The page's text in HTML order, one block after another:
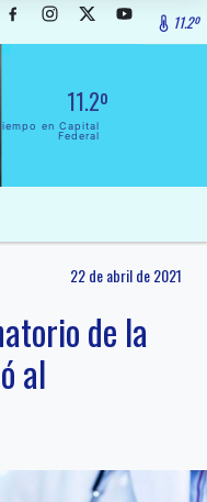
11.2º
11.2º
en Capital
Federal
22 de abril de 2021
de la
al